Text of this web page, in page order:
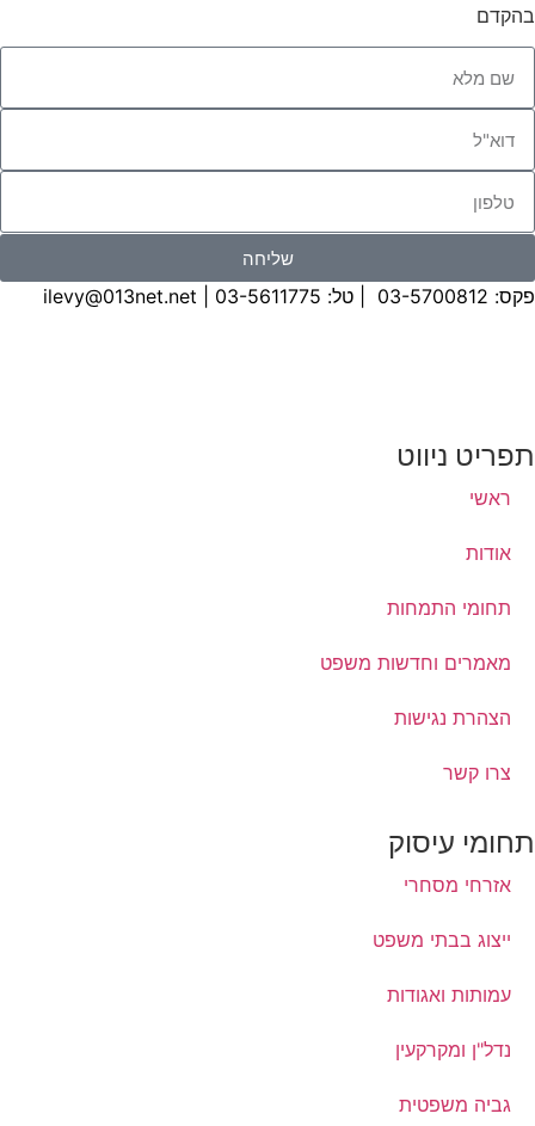
בהקדם
שליחה
פקס: 03-5700812 | טל: 03-5611775
ilevy@013net.net
תפריט ניווט
ראשי
אודות
תחומי התמחות
מאמרים וחדשות משפט
הצהרת נגישות
צרו קשר
תחומי עיסוק
אזרחי מסחרי
ייצוג בבתי משפט
עמותות ואגודות
נדל"ן ומקרקעין
גביה משפטית